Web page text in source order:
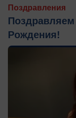
Поздравления
Рождения!